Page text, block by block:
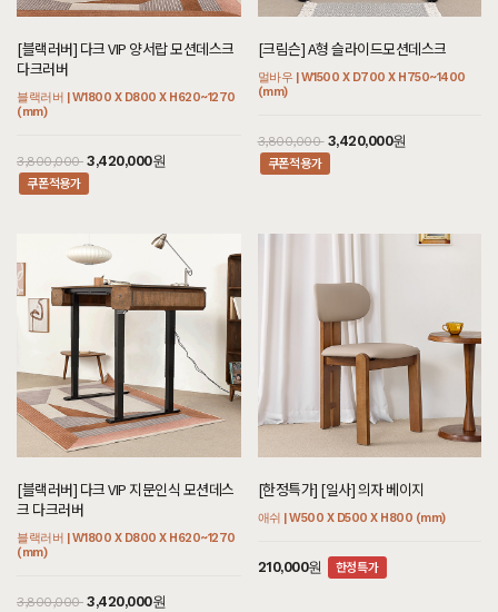
[헤리티지월넛] K형 와인수납장
월넛 | W800 X D450 X H1000 (mm)
[헤리티지월넛] 빌레르 장롱
월넛 | W1200 X D700 X H2040 (mm)
쿠폰적용가
[블랙러버] 다크 N형 11칸서랍장 다크러
블랙러버 | W2400 X D480 X H880 (mm)
3,560,000원
[헤리티지월넛] 헨느 침대 SS/Q/K/SK/
4,581,000원
[크림슨] BO형 장식장
멀바우 | W1000 X D300 X H2100 (mm)
3,400,000 3,060,000원 쿠폰적용가
[오필리아] 가죽 소파 세트 다크슬레이
[블랙러버] Q형 거실장
블랙러버 | W1600 X D380 X H550 (mm)
530,000 477,000원 쿠폰적용가
[보트레내츄럴] 가죽 3인용소파 세트 인
10,000,000원
트_40T
월넛 | W2800 X D800 X H750 (mm)
월넛 | W600 X D500 X H1400 (mm)
[오크] 끌레르 식탁/테이블
6,600,000원
[크림슨] CH형 식탁/테이블
2,450,000원
[블랙러버] 다크 VIP 양서랍 모션데스크
다크러버
블랙러버 | W1800 X D800 X H620~1270
(mm)
3,800,000 3,420,000원
쿠폰적용가
[크림슨] A형 슬라이드모션데스크
멀바우 | W1500 X D700 X H750~1400
(mm)
3,800,000 3,420,000원
쿠폰적용가
[블랙러버] 다크 VIP 지문인식 모션데스
크 다크러버
블랙러버 | W1800 X D800 X H620~1270
(mm)
3,800,000 3,420,000원
[한정특가] [일사] 의자 베이지
애쉬 | W500 X D500 X H800 (mm)
210,000원 한정특가